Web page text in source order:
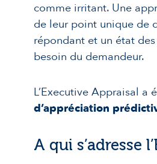
comme irritant. Une
de leur point unique de
répondant et un état
besoin du demandeur.
L’Executive Appraisal a
d’appréciation
A qui s’adresse